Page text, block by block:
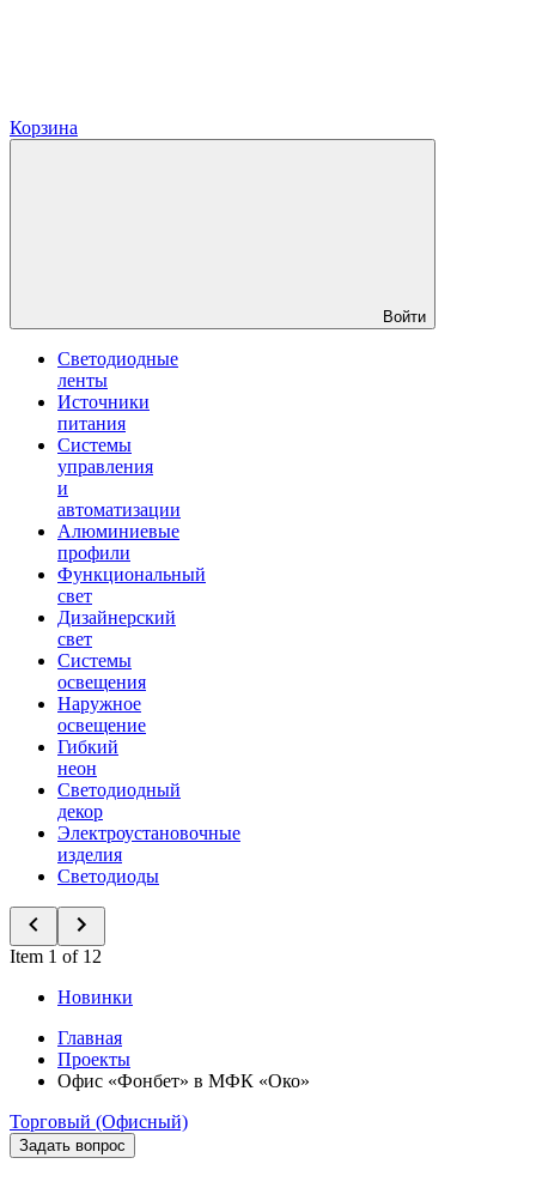
Корзина
Войти
Светодиодные
ленты
Источники
питания
Системы
управления
и
автоматизации
Алюминиевые
профили
Функциональный
свет
Дизайнерский
свет
Системы
освещения
Наружное
освещение
Гибкий
неон
Светодиодный
декор
Электроустановочные
изделия
Светодиоды
Item 1 of 12
Новинки
Главная
Проекты
Офис «Фонбет» в МФК «Око»
Торговый (Офисный)
Задать вопрос